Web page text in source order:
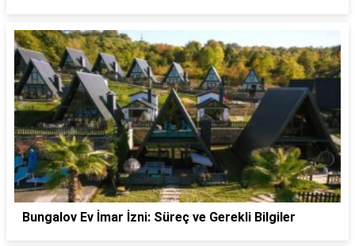
Bungalov Ev İmar İzni: Süreç ve Gerekli Bilgiler